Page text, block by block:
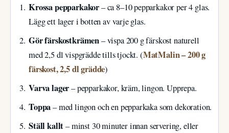
Krossa pepparkakor– ca 8–10 pepparkakor per 4 glas.
Lägg ett lager i botten av varje glas.
Gör färskostkrämen– vispa 200 g färskost naturell
med 2,5 dl vispgrädde tills tjockt. (MatMalin – 200 g
färskost, 2,5 dl grädde)
Varva lager– pepparkakor, kräm, lingon. Upprepa.
Toppa– med lingon och en pepparkaka som dekoration.
Ställ kallt– minst 30 minuter innan servering, eller